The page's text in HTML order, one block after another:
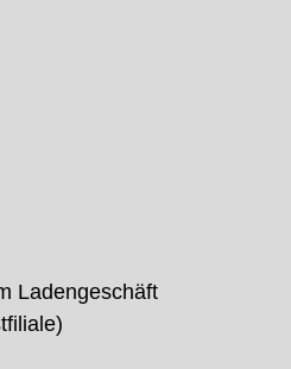
Ladengeschäft